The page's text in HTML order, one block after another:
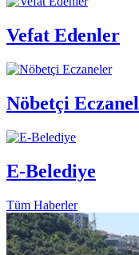
Vefat Edenler
Nöbetçi
E-Belediye
Tüm Haberler